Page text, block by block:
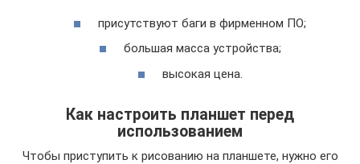
присутствуют баги в фирменном ПО;
большая масса устройства;
высокая цена.
Как настроить планшет перед
использованием
Чтобы приступить к рисованию на планшете, нужно его